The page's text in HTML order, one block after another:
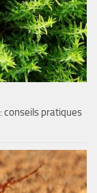
conseils pratiques